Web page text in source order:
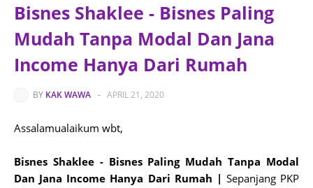
Bisnes Shaklee - Bisnes Paling
Mudah Tanpa Modal Dan Jana
Income Hanya Dari Rumah
BY KAK WAWA - APRIL 21, 2020
Assalamualaikum wbt,
Bisnes Shaklee - Bisnes Paling Mudah Tanpa Modal
Dan Jana Income Hanya Dari Rumah | Sepanjang PKP